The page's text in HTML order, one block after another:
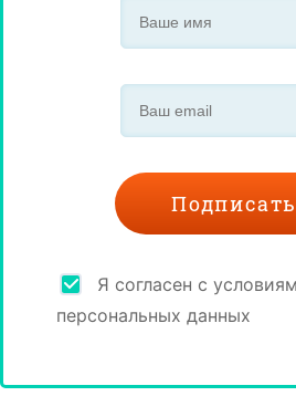
Я согласен с
персональных данных